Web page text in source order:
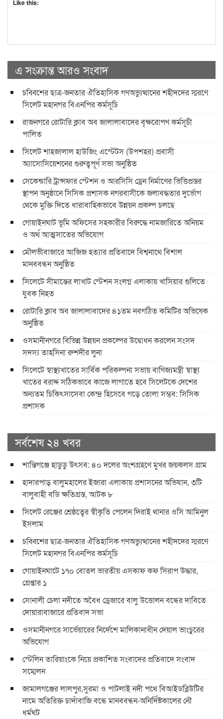
Like this:
এ সংক্রান্ত আরও সংবাদ
চব্বিশের ছাত্র-জনতার ঐতিহাসিক গণঅভ্যুত্থানের শহীদদের স্মরণে
সিলেট মহানগর বিএনপির কর্মসূচি
রাজনগরে রোটারি ক্লাব অব জালালাবাদের বৃক্ষরোপণ কর্মসূচী
পালিত
সিলেট শাহজালাল হাউজিং এস্টেটস (উপশহর) প্রবাসী
অ্যাসোসিয়েশনের গুরুত্বপূর্ণ সভা অনুষ্ঠিত
সেকেন্ডারি ট্রান্সফার স্টেশন ও আরসিসি ড্রেন নির্মাণের ভিত্তিপ্রস্তর
স্থাপন অনুষ্ঠানে সিসিক প্রশাসক নগরবাসীকে জলাবদ্ধতার দুর্ভোগ
থেকে মুক্তি দিতে ধারাবাহিকভাবে উন্নয়ন প্রকল্প চলছে
গোয়াইনঘাট ভূমি অফিসের সহকারীর বিরুদ্ধে নামজারিতে অনিয়ম
ও অর্থ আত্মসাতের অভিযোগ
মৌলভীবাজারে আজিজ হত্যার প্রতিবাদে বিশ্বনাথে বিশাল
মানববন্ধন অনুষ্ঠিত
সিলেটে সীমান্তের লাখাট স্টেশন সংলগ্ন এলাকায় খাসিয়ার গুলিতে
যুবক নিহত
রোটারি ক্লাব অব জালালাবাদের ৪১তম নবগঠিত কমিটির অভিষেক
অনুষ্ঠিত
ওসমানীনগরে বিভিন্ন উন্নয়ন প্রকল্পের উদ্বোধন করলেন সংসদ
সদস্য তাহসিনা রুশদীর লুনা
সিলেটে স্বাস্থ্যখাতের সার্বিক পরিকল্পনা সভায় বাণিজ্যমন্ত্রী স্বাস্থ্য
খাতের বরাদ্দ সঠিকভাবে কাজে লাগাতে হবে সিলেটকে দেশের
অন্যতম চিকিৎসাসেবা কেন্দ্র হিসেবে গড়ে তোলা সম্ভব: সিসিক
প্রশাসক
সর্বশেষ ২৪ খবর
শান্তিগঞ্জে হাডুডু উৎসব: ৪০ দলের অংশগ্রহণে মুখর জয়কলস গ্রাম
হাদারপাড় বালুমহালের ইজারা এলাকায় প্রশাসনের অভিযান, ৩টি
বালুবাহী বডি ক্ষতিগ্রস্ত, আটক ৮
সিলেট রেঞ্জের শ্রেষ্ঠত্বের স্বীকৃতি পেলেন দিরাই থানার ওসি আমিনুল
ইসলাম
চব্বিশের ছাত্র-জনতার ঐতিহাসিক গণঅভ্যুত্থানের শহীদদের স্মরণে
সিলেট মহানগর বিএনপির কর্মসূচি
গোয়াইনঘাটে ১৭০ বোতল ভারতীয় এসকাফ কফ সিরাপ উদ্ধার,
গ্রেপ্তার ১
সোনালী চেলা নদীতে অবৈধ ড্রেজারে বালু উত্তোলন বন্ধের দাবিতে
দোয়ারাবাজারে প্রতিবাদ সভা
ওসমানীনগরে সার্ভেয়ারের নির্দেশে মালিকানাধীন দেয়াল ভাংচুরের
অভিযোগ
স্টেলিন তারিয়াংকে নিয়ে প্রকাশিত সংবাদের প্রতিবাদে সংবাদ
সম্মেলন
জামালগঞ্জের লালপুর,সুরমা ও পাটলাই নদী পথে বিআইডব্লিউটির
নামে অতিরিক্ত চাদাঁবাজি বন্ধে মানববন্ধন-অনির্দিষ্টকালের নৌ
ধর্মঘট